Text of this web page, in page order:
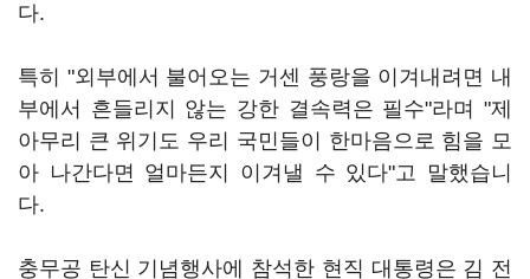
다.
특히 "외부에서 불어오는 거센 풍랑을 이겨내려면 내
부에서 흔들리지 않는 강한 결속력은 필수"라며 "제
아무리 큰 위기도 우리 국민들이 한마음으로 힘을 모
아 나간다면 얼마든지 이겨낼 수 있다"고 말했습니
다.
충무공 탄신 기념행사에 참석한 현직 대통령은 김 전